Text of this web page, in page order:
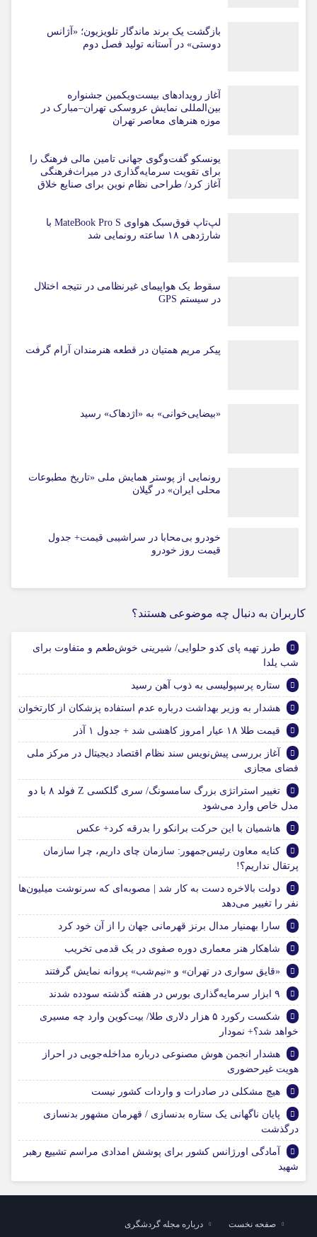
بازگشت یک برند ماندگار تلویزیون؛ «آژانس
دوستی» در آستانه تولید فصل دوم
آغاز رویدادهای بیست‌ویکمین جشنواره
بین‌المللی نمایش عروسکی تهران–مبارک در
موزه هنرهای معاصر تهران
یونسکو گفت‌وگوی جهانی تامین مالی فرهنگ را
برای تقویت سرمایه‌گذاری در میراث‌فرهنگی
آغاز کرد/ طراحی نظام نوین برای صنایع خلاق
لپ‌تاپ فوق‌سبک هواوی MateBook Pro S با
شارژدهی ۱۸ ساعته رونمایی شد
سقوط یک هواپیمای غیرنظامی در نتیجه اختلال
در سیستم‌ GPS
پیکر مریم همتیان در قطعه هنرمندان آرام گرفت
«بیضایی‌خوانی» به «اژدهاک» رسید
رونمایی از پوستر همایش ملی «تاریخ مطبوعات
محلی ایران» در گیلان
خودرو بی‌محابا در سراشیبی قیمت+ جدول
قیمت روز خودرو
کاربران به دنبال چه موضوعی هستند؟
طرز تهیه پای کدو حلوایی/ شیرینی خوش‌طعم و متفاوت برای
شب یلدا
ستاره پرسپولیسی به ذوب آهن رسید
هشدار به وزیر بهداشت درباره عدم استفاده پزشکان از کارتخوان
قیمت طلا ۱۸ عیار امروز کاهشی شد + جدول ۱ آذر
آغاز بررسی پیش‌نویس سند نظام اقتصاد دیجیتال در مرکز ملی
فضای مجازی
تغییر استراتژی بزرگ سامسونگ/ سری گلکسی Z فولد ۸ با دو
مدل خاص وارد می‌شود
هاشمیان با این حرکت برانکو را بدرقه کرد+ عکس
کنایه معاون رئیس‌جمهور: سازمان چای داریم، چرا سازمان
پرتقال نداریم؟!
دولت بالاخره دست به کار شد | مصوبه‌ای که سرنوشت میلیون‌ها
نفر را تغییر می‌دهد
سارا بهمنیار مدال برنز قهرمانی جهان را از آن خود کرد
شاهکار هنر معماری دوره صفوی در یک قدمی تخریب
«قایق سواری در تهران» و «نیم‎‌شب» پروانه نمایش گرفتند
۹ ابزار سرمایه‌گذاری بورس در هفته گذشته سودده شدند
شکست رکورد ۵ هزار دلاری طلا/ بیت‌کوین وارد چه مسیری
خواهد شد؟+ نمودار
هشدار انجمن هوش مصنوعی درباره مداخله‌جویی در احراز
هویت غیرحضوری
هیچ مشکلی در صادرات و واردات کشور نیست
پایان ناگهانی یک ستاره بدنسازی / قهرمان مشهور بدنسازی
درگذشت
آمادگی اورژانس کشور برای پوشش امدادی مراسم تشییع رهبر
شهید
صفحه نخست درباره مجله گردشگری